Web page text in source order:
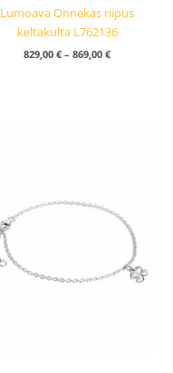
Lumoava Onnekas riipus
keltakulta L762136
829,00 € – 869,00 €